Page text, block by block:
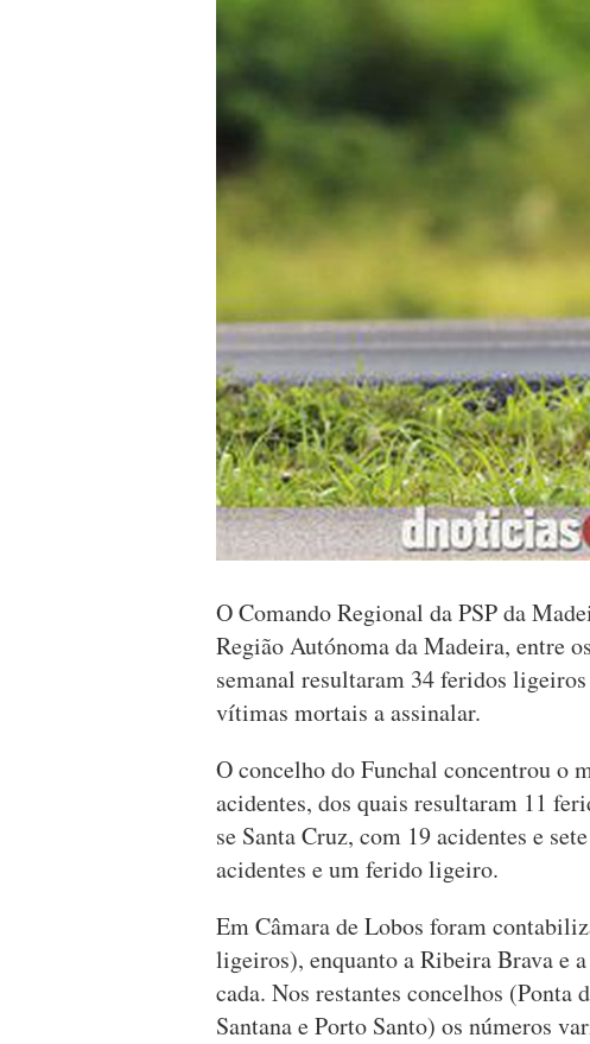
O Comando Regional da PSP da
Região Autónoma da Madeira, entre
semanal resultaram 34 feridos
vítimas mortais a assinalar.
O concelho do Funchal concentrou o
acidentes, dos quais resultaram 11
se Santa Cruz, com 19 acidentes e
acidentes e um ferido ligeiro.
Em Câmara de Lobos foram
ligeiros), enquanto a Ribeira Brava e
cada. Nos restantes concelhos
Santana e Porto Santo) os números